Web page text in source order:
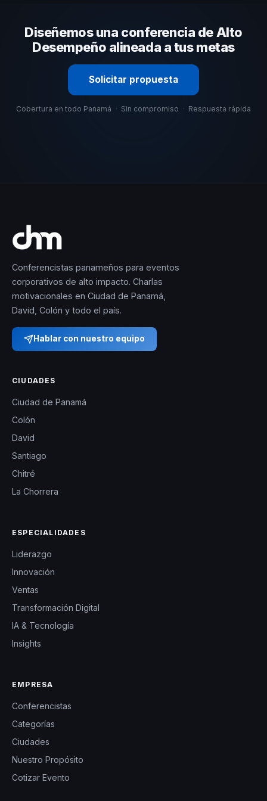
organizacional. En CHM Panamá te ayudamos con una
selección estratégica basada en estos criterios.
Diseñemos una conferencia de Alto
Desempeño alineada a tus metas
Solicitar propuesta
Cobertura en todo Panamá · Sin compromiso · Respuesta rápida
Conferencistas panameños para eventos
corporativos de alto impacto. Charlas
motivacionales en Ciudad de Panamá,
David, Colón y todo el país.
Hablar con nuestro equipo
CIUDADES
Ciudad de Panamá
Colón
David
Santiago
Chitré
La Chorrera
ESPECIALIDADES
Liderazgo
Innovación
Ventas
Transformación Digital
IA & Tecnología
Insights
EMPRESA
Conferencistas
Categorías
Ciudades
Nuestro Propósito
Cotizar Evento